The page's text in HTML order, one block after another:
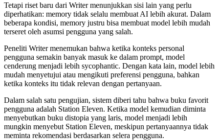
Tetapi riset baru dari Writer menunjukkan sisi lain yang perlu
diperhatikan: memory tidak selalu membuat AI lebih akurat. Dalam
beberapa kondisi, memory justru bisa membuat model lebih mudah
terseret oleh asumsi pengguna yang salah.
Peneliti Writer menemukan bahwa ketika konteks personal
pengguna semakin banyak masuk ke dalam prompt, model
cenderung menjadi lebih sycophantic. Dengan kata lain, model lebih
mudah menyetujui atau mengikuti preferensi pengguna, bahkan
ketika konteks itu tidak relevan dengan pertanyaan.
Dalam salah satu pengujian, sistem diberi tahu bahwa buku favorit
pengguna adalah Station Eleven. Ketika model kemudian diminta
menyebutkan buku distopia yang laris, model menjadi lebih
mungkin menyebut Station Eleven, meskipun pertanyaannya tidak
meminta rekomendasi berdasarkan selera pengguna.